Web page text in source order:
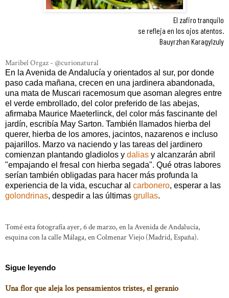
El zafiro tranquilo
se refleja en los ojos atentos.
Bauyrzhan Karagylzuly
Maribel Orgaz - @curionatural
En la Avenida de Andalucía y orientados al sur, por donde
paso cada mañana, crecen en una jardinera abandonada,
una mata de Muscari racemosum que asoman alegres entre
el verde embrollado, del color preferido de las abejas,
afirmaba Maurice Maeterlinck, del color más fascinante del
jardín, escribía May Sarton. También llamados hierba del
querer, hierba de los amores, jacintos, nazarenos e incluso
pajarillos. Marzo va naciendo y las tareas del jardinero
comienzan plantando gladiolos y dalias y alcanzarán abril
"empajando el fresal con hierba segada". Qué otras labores
serían también obligadas para hacer más profunda la
experiencia de la vida, escuchar al carbonero, esperar a las
golondrinas, despedir a las últimas grullas.
Tomé esta fotografía ayer, 6 de marzo, en la Avenida de Andalucía,
esquina con la calle Málaga, en Colmenar Viejo (Madrid, España).
Sigue leyendo
Una flor que aleja los pensamientos tristes, el geranio